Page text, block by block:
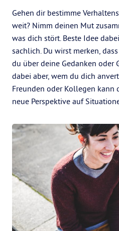
Gehen dir bestimme
weit? Nimm deinen Mut
was dich stört. Beste Idee
sachlich. Du wirst merken,
du über deine Gedanken oder
dabei aber, wem du dich
Freunden oder Kollegen
neue Perspektive auf